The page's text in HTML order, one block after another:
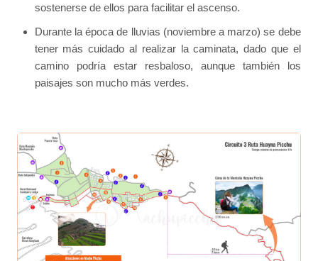
sostenerse de ellos para facilitar el ascenso.
Durante la época de lluvias (noviembre a marzo) se debe
tener más cuidado al realizar la caminata, dado que el
camino podría estar resbaloso, aunque también los
paisajes son mucho más verdes.